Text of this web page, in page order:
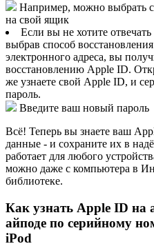
Например, можно выбрать
на свой ящик
Если вы не хотите
выбрав способ
электронного адреса, вы
восстановлению Apple ID.
же узнаете свой Apple ID, и
пароль.
Введите ваш новый пароль
Всё! Теперь вы знаете ваш
данные - и сохраните их в
работает для любого
можно даже с компьютера в
библиотеке.
Как узнать Apple ID на
айподе по серийному
iPod